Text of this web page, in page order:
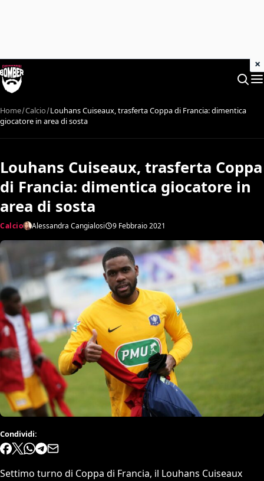
Home Calcio Louhans Cuiseaux, trasferta Coppa di Francia: dimentica
giocatore in area di sosta
Louhans Cuiseaux, trasferta Coppa
di Francia: dimentica giocatore in
area di sosta
Calcio Alessandra Cangialosi 9 Febbraio 2021
Condividi:
Settimo turno di Coppa di Francia, il Louhans Cuiseaux
×